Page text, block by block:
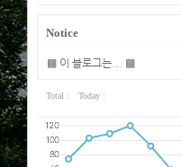
Notice
▩ 이 블로그는... ▩
Total : Today :